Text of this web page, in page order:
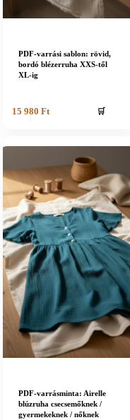
PDF-varrási sablon: rövid,
bordó blézerruha XXS-től
XL-ig
15 980 Ft 🛒
PDF-varrásminta: Airelle
blúzruha csecsemőknek /
gyermekeknek / nőknek